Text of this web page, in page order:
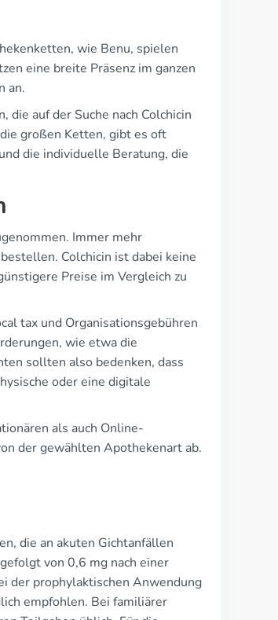
wie Benu, spielen
eine breite Präsenz im ganzen
an.
auf der Suche nach Colchicin
großen Ketten, gibt es oft
die individuelle Beratung, die
Immer mehr
Colchicin ist dabei keine
Preise im Vergleich zu
tax und Organisationsgebühren
wie etwa die
sollten also bedenken, dass
oder eine digitale
als auch Online-
der gewählten Apothekenart ab.
die an akuten Gichtanfällen
von 0,6 mg nach einer
der prophylaktischen Anwendung
empfohlen. Bei familiärer